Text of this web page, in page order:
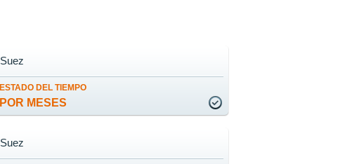
ESTADO DEL TIEMPO
POR MESES
Suez
Suez